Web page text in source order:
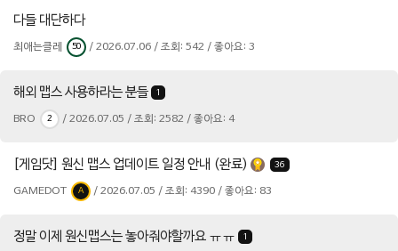
다들 대단하다
최애는클레 50 / 2026.07.06 / 조회: 542 / 좋아요: 3
해외 맵스 사용하라는 분들 1
BRO 2 / 2026.07.05 / 조회: 2582 / 좋아요: 4
[게임닷] 원신 맵스 업데이트 일정 안내 (완료) 36
GAMEDOT A / 2026.07.05 / 조회: 4390 / 좋아요: 83
정말 이제 원신맵스는 놓아줘야할까요 ㅠㅠ 1